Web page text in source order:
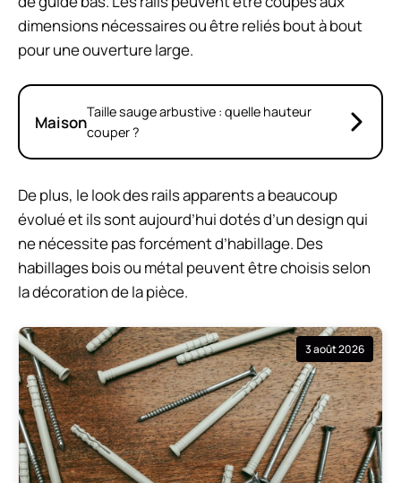
dimensions nécessaires ou être reliés bout à bout
pour une ouverture large.
MaisonTaille sauge arbustive : quelle hauteur
couper ?
De plus, le look des rails apparents a beaucoup
évolué et ils sont aujourd’hui dotés d’un design qui
ne nécessite pas forcément d’habillage. Des
habillages bois ou métal peuvent être choisis selon
la décoration de la pièce.
3 août 2026